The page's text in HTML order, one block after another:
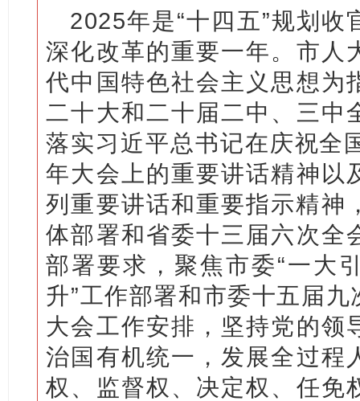
2025年是“十四五”规划
深化改革的重要一年。市人
代中国特色社会主义思想为
二十大和二十届二中、三中
落实习近平总书记在庆祝全
年大会上的重要讲话精神以
列重要讲话和重要指示精神
体部署和省委十三届六次全
部署要求，聚焦市委“一大
升”工作部署和市委十五届
大会工作安排，坚持党的领
治国有机统一，发展全过程
权、监督权、决定权、任免